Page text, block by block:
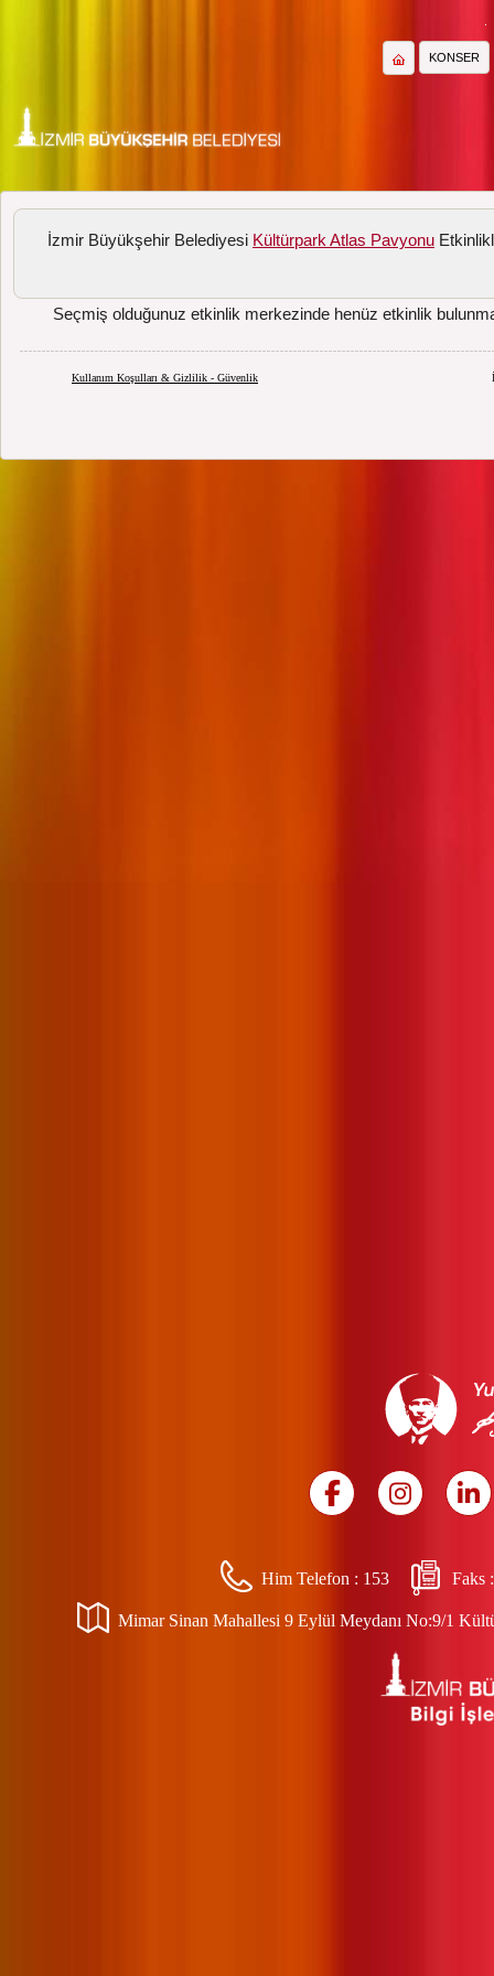
KONSER
İzmir Büyükşehir Belediyesi Kültürpark Atlas Pavyonu
Seçmiş olduğunuz etkinlik merkezinde henüz etkinlik
Kullanım Koşulları & Gizlilik - Güvenlik
Him Telefon : 153 Faks
Mimar Sinan Mahallesi 9 Eylül Meydanı No:9/1